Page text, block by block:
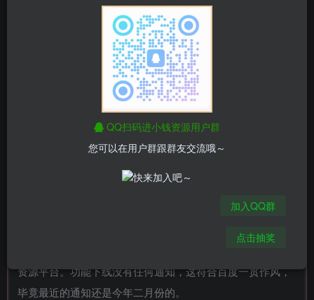
百度搜索资源平台少了落地页检测、网站体检和闭
站保护这三个功能
如上图，如果我没记错的话，这里应该至少还有落地页检
测、网站体检和闭站保护这三个功能，闭站保护好像是年初
资源平台。功能下线没有任何通知，这符合百度一贯作风，
毕竟最近的通知还是今年二月份的。
QQ扫码进小钱资源用户群
您可以在用户群跟群友交流哦～
加入QQ群
点击抽奖